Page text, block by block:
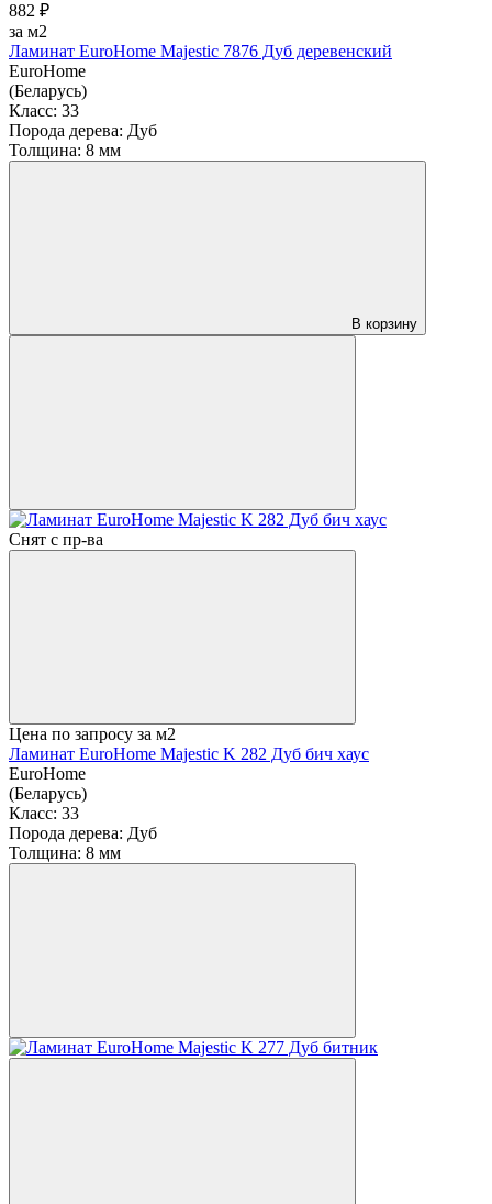
882 ₽
за м2
Ламинат EuroHome Majestic 7876 Дуб деревенский
EuroHome
(Беларусь)
Класс: 33
Порода дерева: Дуб
Толщина: 8 мм
В корзину
Снят с пр-ва
Цена по запросу за м2
Ламинат EuroHome Majestic K 282 Дуб бич хаус
EuroHome
(Беларусь)
Класс: 33
Порода дерева: Дуб
Толщина: 8 мм